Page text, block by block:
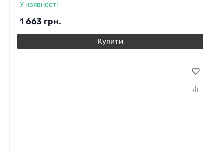
У наявності
1 663 грн.
Купити